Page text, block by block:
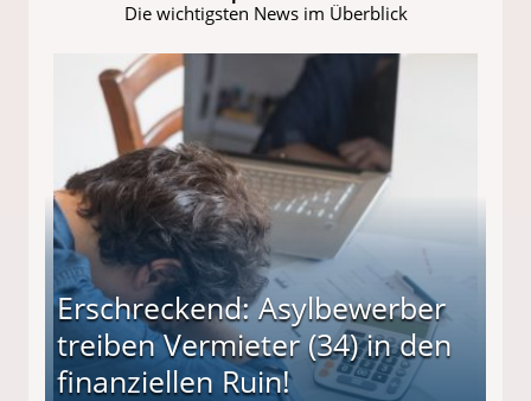
Die wichtigsten News im Überblick
Erschreckend: Asylbewerber
treiben Vermieter (34) in den
finanziellen Ruin!